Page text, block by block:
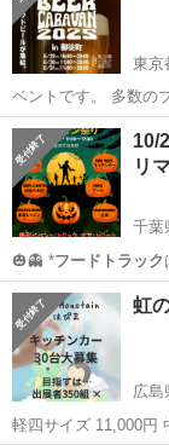
東京
ベントです。 多数の
マンスが魅力。 …
東京 台東区
10/
リ
千葉
🎃👻 *フードトラック
ゲーム🎯…
千葉 木更津市
虹
広島
軽四サイズ 11,000円